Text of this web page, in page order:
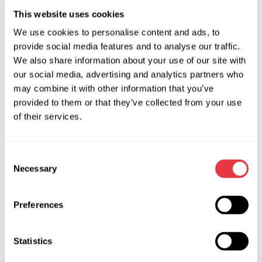
This website uses cookies
We use cookies to personalise content and ads, to
provide social media features and to analyse our traffic.
We also share information about your use of our site with
our social media, advertising and analytics partners who
may combine it with other information that you’ve
provided to them or that they’ve collected from your use
of their services.
Selection
Necessary
Preferences
Statistics
відборі кандидатів
Попередній досвід роботи претендента.
Якщо ваш
автосервіс пропонує високий рівень обслуговування,
обслуговуючий персонал повинен мати робочий стаж від
5 років, інакше червоніти перед клієнтами за